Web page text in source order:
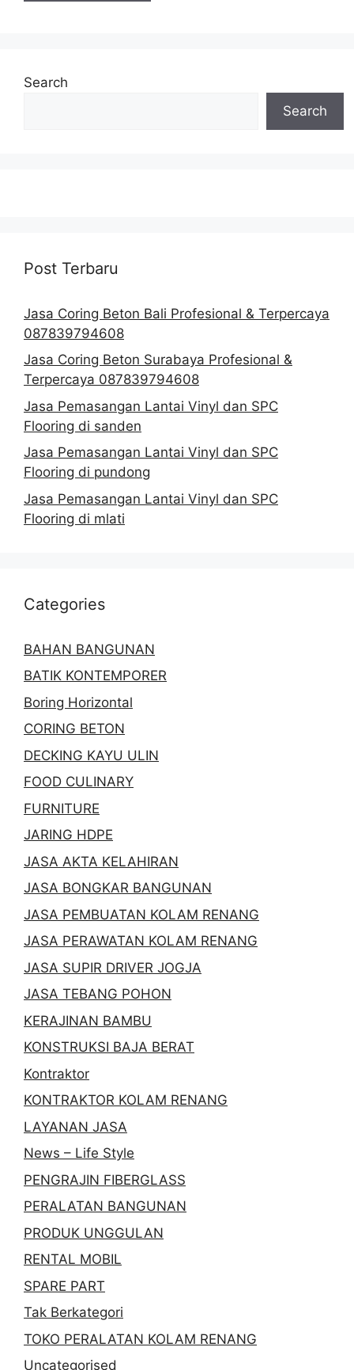
Search
Search
Post Terbaru
Jasa Coring Beton Bali Profesional & Terpercaya
087839794608
Jasa Coring Beton Surabaya Profesional &
Terpercaya 087839794608
Jasa Pemasangan Lantai Vinyl dan SPC
Flooring di sanden
Jasa Pemasangan Lantai Vinyl dan SPC
Flooring di pundong
Jasa Pemasangan Lantai Vinyl dan SPC
Flooring di mlati
Categories
BAHAN BANGUNAN
BATIK KONTEMPORER
Boring Horizontal
CORING BETON
DECKING KAYU ULIN
FOOD CULINARY
FURNITURE
JARING HDPE
JASA AKTA KELAHIRAN
JASA BONGKAR BANGUNAN
JASA PEMBUATAN KOLAM RENANG
JASA PERAWATAN KOLAM RENANG
JASA SUPIR DRIVER JOGJA
JASA TEBANG POHON
KERAJINAN BAMBU
KONSTRUKSI BAJA BERAT
Kontraktor
KONTRAKTOR KOLAM RENANG
LAYANAN JASA
News – Life Style
PENGRAJIN FIBERGLASS
PERALATAN BANGUNAN
PRODUK UNGGULAN
RENTAL MOBIL
SPARE PART
Tak Berkategori
TOKO PERALATAN KOLAM RENANG
Uncategorised